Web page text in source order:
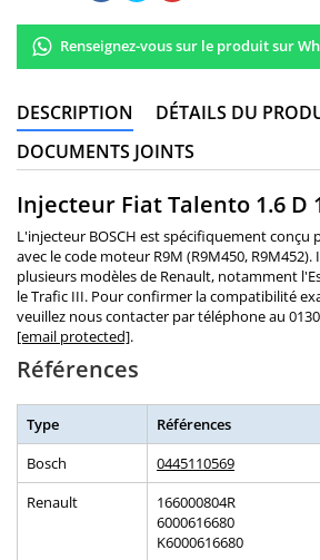
Renseignez-vous sur le produit sur
DESCRIPTION
DÉTAILS DU
DOCUMENTS JOINTS
Injecteur Fiat Talento 1.6 D
L'injecteur BOSCH est spécifiquement conçu
avec le code moteur R9M (R9M450,
plusieurs modèles de Renault, notamment
le Trafic III. Pour confirmer la compatibilité
veuillez nous contacter par téléphone au
[email protected].
Références
Type
Références
Bosch
0445110569
Renault
166000804R
6000616680
K6000616680